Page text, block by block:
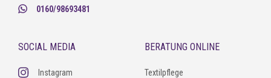
0160/98693481
SOCIAL MEDIA
Instagram
BERATUNG ONLINE
Textilpflege